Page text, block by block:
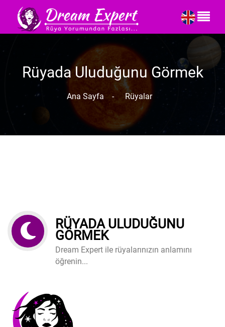
Rüyada Uluduğunu Görmek
Ana Sayfa - Rüyalar
RÜYADA ULUDUĞUNU
GÖRMEK
Dream Expert ile rüyalarınızın anlamını
öğrenin...